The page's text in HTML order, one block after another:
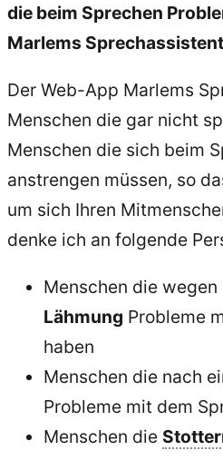
die beim Sprechen
Marlems
Der Web-App Marlems
Menschen die gar nicht
Menschen die sich beim
anstrengen müssen, so
um sich Ihren
denke ich an folgende
Menschen die wegen
Lähmung Probleme
haben
Menschen die nach
Probleme mit dem
Menschen die